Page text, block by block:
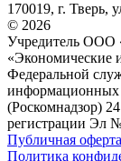
170019, г. Тверь,
© 2026
Учредитель ООО
«Экономические
Федеральной
информационных
(Роскомнадзор)
регистрации Эл
Публичная оферта
Политика